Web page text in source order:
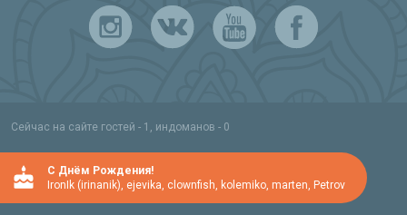
Сейчас на сайте гостей - 1, индоманов - 0
C Днём Рождения!
IronIk (irinanik), ejevika, clownfish, kolemiko, marten, Petrov